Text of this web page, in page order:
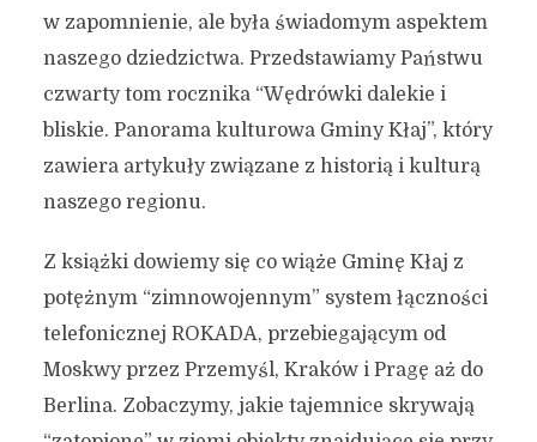
w zapomnienie, ale była świadomym aspektem
naszego dziedzictwa. Przedstawiamy Państwu
czwarty tom rocznika “Wędrówki dalekie i
bliskie. Panorama kulturowa Gminy Kłaj”, który
zawiera artykuły związane z historią i kulturą
naszego regionu.
Z książki dowiemy się co wiąże Gminę Kłaj z
potężnym “zimnowojennym” system łączności
telefonicznej ROKADA, przebiegającym od
Moskwy przez Przemyśl, Kraków i Pragę aż do
Berlina. Zobaczymy, jakie tajemnice skrywają